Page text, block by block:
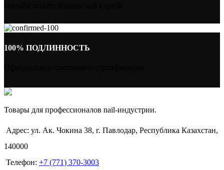
100% ПОДЛИННОСТЬ
Товары для профессионалов nail-индустрии.
Адрес: ул. Ак. Чокина 38, г. Павлодар, Республика Казахстан,
140000
Телефон: +7 (771) 370-3003